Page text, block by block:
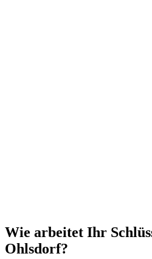
Wie arbeitet Ihr
Ohlsdorf?